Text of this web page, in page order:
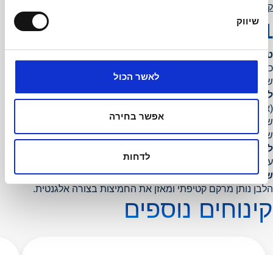
שיווק
לאשר הכול
אפשר בחירה
לדחות
קצפת
מכניסים את כלל המרכיבים לקערה וטורפים עד לקצפת
טיפ לשדרוג:
כדי שהקינוח לא ירגיש "כבד" או מתוק מדי, כדאי להוסיף אלמנט
של
לקראמבל:הוסיפוקורט מלח אטלנטיאו חופןשקדים פרוסים
(או אגוזי לוז גרוסים) לתערובת לפני האפייה. המליחות העדינה
שוברת את המתיקות של הסוכר, והאגוזים מוסיפים קראנץ'
שנשאר לאורך זמן גם במגע עם הקרם.
לקרם הלימון
עוד סוכר (זה יהפוך אותו לדביק). במקום זאת, הוסיפו
שוקולד לבן איכותי
(כ-30 גרם) בזמן ערבוב החמאה. השוקולד
הלבן נותן מרקם קטיפתי ומאזן את החמיצות בצורה אלגנטית.
קינוחים נוספים